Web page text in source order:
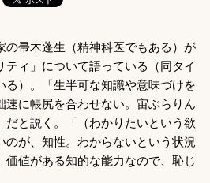
の帚木蓬生（精神科医でもある）が
ティ」について語っている（同タイ
る）。「生半可な知識や意味づけを
速に帳尻を合わせない。宙ぶらりん
だと説く。「（わかりたいという欲
のが、知性。わからないという状況
価値がある知的な能力なので、恥じ